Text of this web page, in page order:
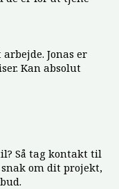
Jonas er
Kan absolut
Så tag kontakt til
om dit projekt,